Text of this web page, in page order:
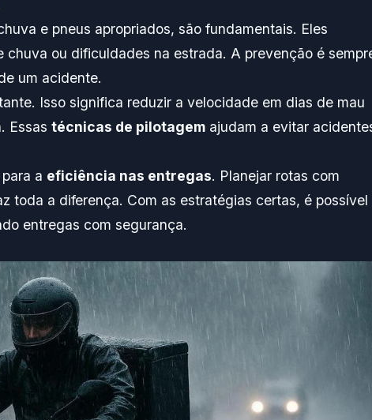
e pneus apropriados, são fundamentais. Eles
chuva ou dificuldades na estrada. A prevenção é
um acidente.
Isso significa reduzir a velocidade em dias de mau
Essas técnicas de pilotagemajudam a evitar
a eficiência nas entregas. Planejar rotas com
toda a diferença. Com as estratégias certas, é possível
entregas com segurança.